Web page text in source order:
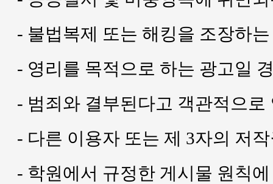
- 불법복제 또는 해킹을 조장하
- 영리를 목적으로 하는 광고일
- 범죄와 결부된다고 객관적으
- 다른 이용자 또는 제 3자의 저
- 학원에서 규정한 게시물 원칙